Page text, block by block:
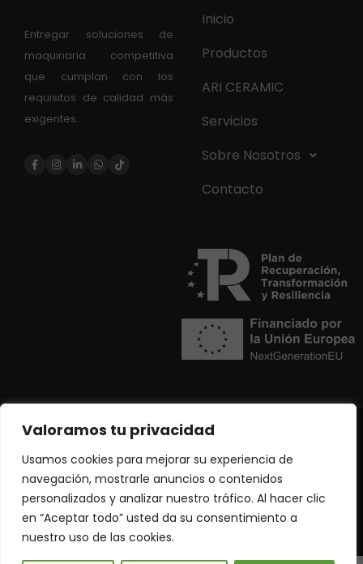
Valoramos tu privacidad
Usamos cookies para mejorar su experiencia de
navegación, mostrarle anuncios o contenidos
personalizados y analizar nuestro tráfico. Al hacer clic
en “Aceptar todo” usted da su consentimiento a
nuestro uso de las cookies.
Entregar soluciones de
maquinaria competitiva
que cumplan con los
requisitos de calidad más
exigentes.
Inicio
Productos
ARI CERAMIC
Servicios
Sobre Nosotros
Contacto
©2026Ari Soluciones Para Construir. Todos los
derechos reservados.
Política De Privacidad
Accesibilidad